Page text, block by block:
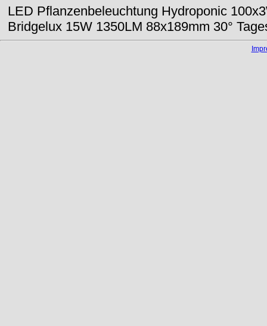
LED Pflanzenbeleuchtung Hydroponic
Bridgelux 15W 1350LM 88x189mm 30°